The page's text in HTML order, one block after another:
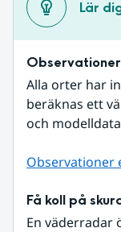
Lär
Alla orter har
beräknas ett
och
Observationer
Få koll på
En väderradar